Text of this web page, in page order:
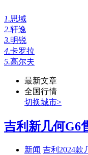
1.思域
2.轩逸
3.明锐
4.卡罗拉
5.高尔夫
最新文章
全国行情
切换城市>
吉利新几何G6
新闻 吉利2024款